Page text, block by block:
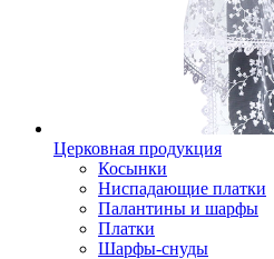
Церковная продукция
Косынки
Ниспадающие платки
Палантины и шарфы
Платки
Шарфы-снуды